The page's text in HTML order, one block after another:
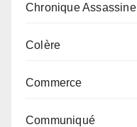
Chronique Assassine
Colère
Commerce
Communiqué